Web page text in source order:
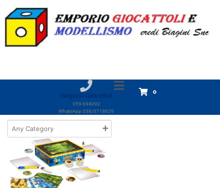
Negozio Giocattoli
059 694092
WhatsApp 338/3718629
0
Home Prodotti Libellud
Libellud